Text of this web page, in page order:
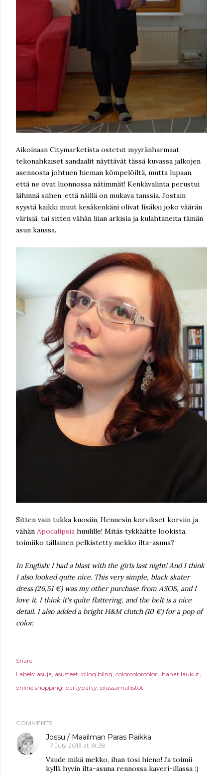
Aikoinaan Citymarketista ostetut myyränharmaat,
tekonahkaiset sandaalit näyttävät tässä kuvassa jalkojen
asennosta johtuen hieman kömpelöiltä, mutta lupaan,
että ne ovat luonnossa nätimmät! Kenkävalinta perustui
lähinnä siihen, että näillä on mukava tanssia. Jostain
syystä kaikki muut kesäkenkäni olivat lisäksi joko väärän
värisiä, tai sitten vähän liian arkisia ja kulahtaneita tämän
asun kanssa.
Sitten vain tukka kuosiin, Hennesin korvikset korviin ja
vähän Apocalipsia huulille! Mitäs tykkäätte lookista,
toimiiko tällainen pelkistetty mekko ilta-asuna?
In English: I had a blast with the girls last night! And I think
I also looked quite nice. This very simple, black skater
dress (26,51 €) was my other purchase from ASOS, and I
love it. I think it's quite flattering, and the belt is a nice
detail. I also added a bright H&M clutch (10 €) for a pop of
color.
Share
Labels: asuja asusteet bling bling colorcolorcolor ihanat laukut
online shopping partyparty plussamallistot
COMMENTS
Jossu / Maailman Paras Paikka
7 July 2013 at 18:28
Vaude mikä mekko, ihan tosi hieno! Ja toimii
kyllä hyvin ilta-asuna rennossa kaveri-illassa :)